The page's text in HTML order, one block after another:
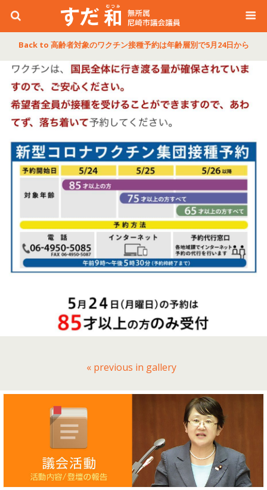
Back to 高齢者対象のワクチン接種予約は年齢層別で5月24日から
« previous in gallery